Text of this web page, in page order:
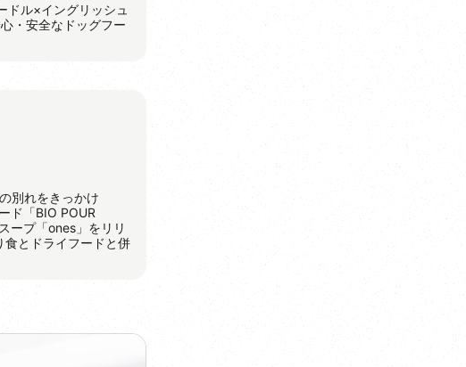
ドル×イングリッシュ
・安全なドッグフー
別れをきっかけ
ド「BIO POUR
ープ「ones」をリリ
食とドライフードと併